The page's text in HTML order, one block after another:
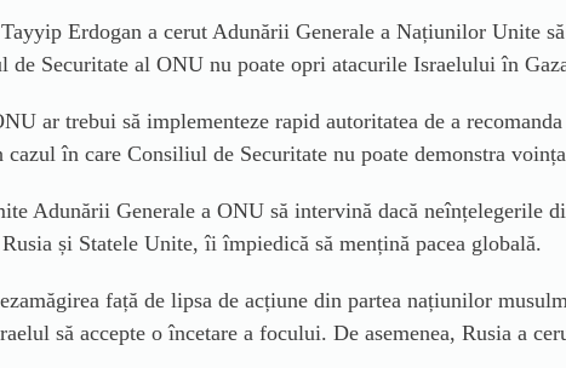
Erdogan a cerut Adunării Generale a Națiunilor Unite
de Securitate al ONU nu poate opri atacurile Israelului în
ar trebui să implementeze rapid autoritatea de a
cazul în care Consiliul de Securitate nu poate demonstra
Adunării Generale a ONU să intervină dacă neînțelegerile
și Statele Unite, îi împiedică să mențină pacea globală.
față de lipsa de acțiune din partea națiunilor
să accepte o încetare a focului. De asemenea, Rusia a